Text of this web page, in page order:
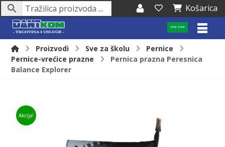
Košarica
WEB SHOP
Proizvodi Sve za školu
Pernice
Pernice-vrećice prazne
Pernica prazna Peresnica
Balance Explorer
Akcija!